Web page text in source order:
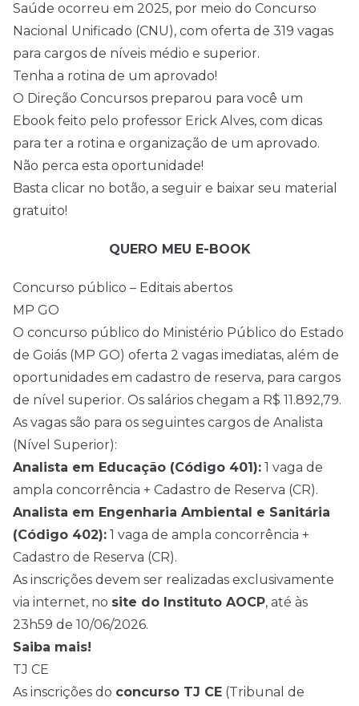
Saúde ocorreu em 2025, por meio do Concurso
Nacional Unificado (CNU), com oferta de 319 vagas
para cargos de níveis médio e superior.
Tenha a rotina de um aprovado!
O Direção Concursos preparou para você um
Ebook feito pelo professor Erick Alves, com dicas
para ter a rotina e organização de um aprovado.
Não perca esta oportunidade!
Basta clicar no botão, a seguir e baixar seu material
gratuito!
QUERO MEU E-BOOK
Concurso público – Editais abertos
MP GO
O concurso público do Ministério Público do Estado
de Goiás (MP GO) oferta 2 vagas imediatas, além de
oportunidades em cadastro de reserva, para cargos
de nível superior. Os salários chegam a R$ 11.892,79.
As vagas são para os seguintes cargos de Analista
(Nível Superior):
Analista em Educação (Código 401): 1 vaga de
ampla concorrência + Cadastro de Reserva (CR).
Analista em Engenharia Ambiental e Sanitária
(Código 402): 1 vaga de ampla concorrência +
Cadastro de Reserva (CR).
As inscrições devem ser realizadas exclusivamente
via internet, no site do Instituto AOCP, até às
23h59 de 10/06/2026.
Saiba mais!
TJ CE
As inscrições do concurso TJ CE (Tribunal de